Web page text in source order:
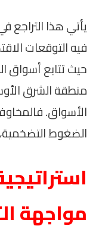
يأتي هذا
فيه التوقعات
حيث تتابع أسواق
منطقة الشرق
الأسواق.
الضغوط
مواجهة